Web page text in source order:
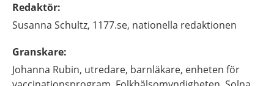
Redaktör:
Susanna Schultz, 1177.se, nationella redaktionen
Granskare:
Johanna Rubin, utredare, barnläkare, enheten för